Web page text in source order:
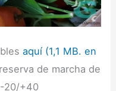
aquí (1,1 MB. en
de marcha de
20/+40